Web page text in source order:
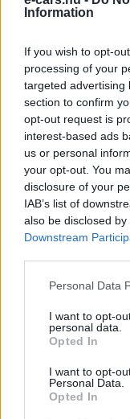
Information
If you wish to opt-
processing of your
targeted advertising
section to confirm
opt-out request is
interest-based ads
us or personal
your opt-out. You
disclosure of your
IAB’s list of
also be disclosed
Downstream
Personal Data
I want to opt-
personal data.
Opted In
I want to opt-
Personal Data.
Opted In
Kövesd az e-
CÍMKÉK BMW
Elektromos autó
Főállásban